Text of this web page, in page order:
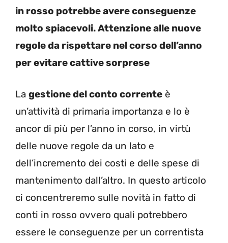
in rosso potrebbe avere conseguenze
molto spiacevoli. Attenzione alle nuove
regole da rispettare nel corso dell’anno
per evitare cattive sorprese
La gestione del conto corrente è
un’attività di primaria importanza e lo è
ancor di più per l’anno in corso, in virtù
delle nuove regole da un lato e
dell’incremento dei costi e delle spese di
mantenimento dall’altro. In questo articolo
ci concentreremo sulle novità in fatto di
conti in rosso ovvero quali potrebbero
essere le conseguenze per un correntista